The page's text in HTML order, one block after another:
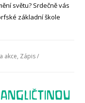
světu? Srdečně vás
základní škole
akce, Zápis /